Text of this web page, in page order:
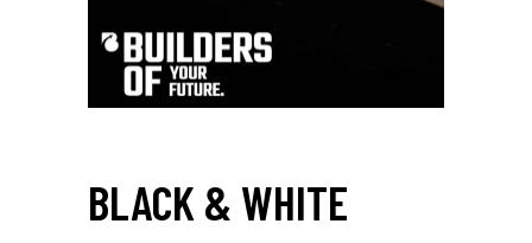
BLACK & WHITE